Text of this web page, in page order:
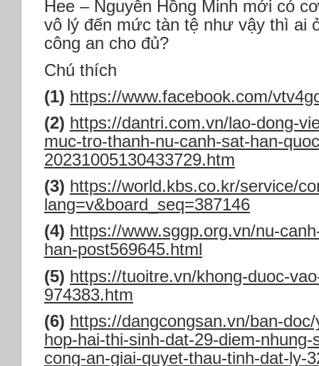
Hee – Nguyễn Hồng Minh mới có
vô lý đến mức tàn tệ như vậy thì ai
công an cho đủ?
Chú thích
(1) https://www.facebook.com/
(2) https://dantri.com.vn/lao-dong-
muc-tro-thanh-nu-canh-sat-han-
20231005130433729.htm
(3) https://world.kbs.co.kr/service/
lang=v&board_seq=387146
(4) https://www.sggp.org.vn/nu-
han-post569645.html
(5) https://tuoitre.vn/khong-duoc-
974383.htm
(6) https://dangcongsan.vn/ban-
hop-hai-thi-sinh-dat-29-diem-
cong-an-giai-quyet-thau-tinh-dat-ly-